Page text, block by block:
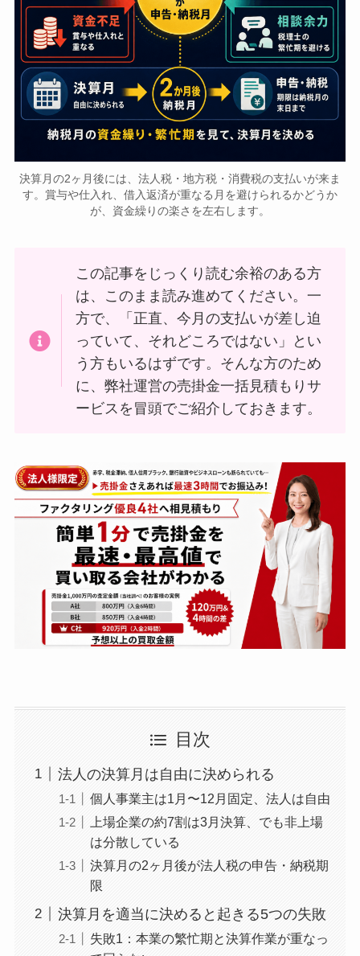
決算月の2ヶ月後には、法人税・地方税・消費税の支払いが来ま
す。賞与や仕入れ、借入返済が重なる月を避けられるかどうか
が、資金繰りの楽さを左右します。
この記事をじっくり読む余裕のある方
は、このまま読み進めてください。一
方で、「正直、今月の支払いが差し迫
っていて、それどころではない」とい
う方もいるはずです。そんな方のため
に、弊社運営の売掛金一括見積もりサ
ービスを冒頭でご紹介しておきます。
目次
法人の決算月は自由に決められる
個人事業主は1月〜12月固定、法人は自由
上場企業の約7割は3月決算、でも非上場
は分散している
決算月の2ヶ月後が法人税の申告・納税期
限
決算月を適当に決めると起きる5つの失敗
失敗1：本業の繁忙期と決算作業が重なっ